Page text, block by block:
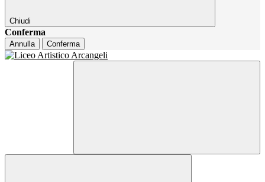
Chiudi
Conferma
Annulla Conferma